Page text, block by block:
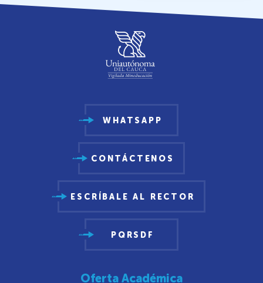
WHATSAPP
CONTÁCTENOS
ESCRÍBALE AL RECTOR
PQRSDF
Oferta Académica